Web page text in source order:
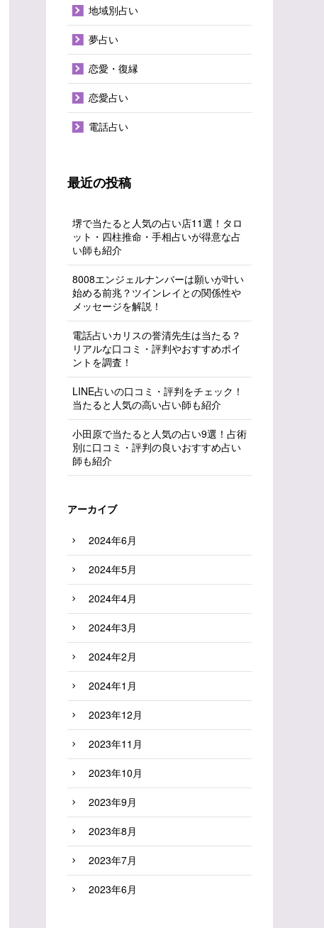
地域別占い
夢占い
恋愛・復縁
恋愛占い
電話占い
最近の投稿
堺で当たると人気の占い店11選！タロ
ット・四柱推命・手相占いが得意な占
い師も紹介
8008エンジェルナンバーは願いが叶い
始める前兆？ツインレイとの関係性や
メッセージを解説！
電話占いカリスの誉清先生は当たる？
リアルな口コミ・評判やおすすめポイ
ントを調査！
LINE占いの口コミ・評判をチェック！
当たると人気の高い占い師も紹介
小田原で当たると人気の占い9選！占術
別に口コミ・評判の良いおすすめ占い
師も紹介
アーカイブ
2024年6月
2024年5月
2024年4月
2024年3月
2024年2月
2024年1月
2023年12月
2023年11月
2023年10月
2023年9月
2023年8月
2023年7月
2023年6月